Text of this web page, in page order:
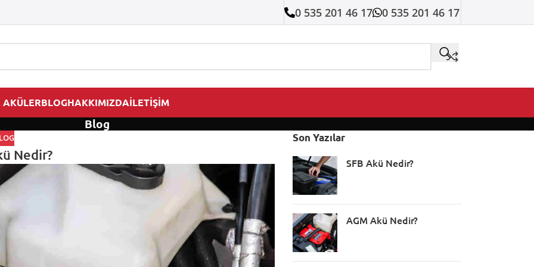
0 535 201 46 17 0 535 201 46 17
AKÜLERBLOGHAKKIMIZDAİLETİŞİM
Blog
Nedir?
Son Yazılar
SFB Akü Nedir?
AGM Akü Nedir?